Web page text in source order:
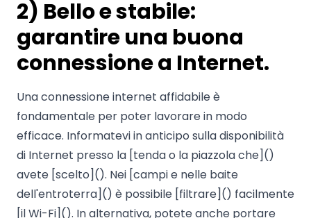
2) Bello e stabile:
garantire una buona
connessione a Internet.
Una connessione internet affidabile è
fondamentale per poter lavorare in modo
efficace. Informatevi in anticipo sulla disponibilità
di Internet presso la [tenda o la piazzola che]()
avete [scelto](). Nei [campi e nelle baite
dell'entroterra]() è possibile [filtrare]() facilmente
[il Wi-Fi](). In alternativa, potete anche portare